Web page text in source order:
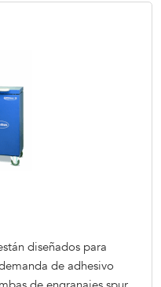
diseñados para
de adhesivo